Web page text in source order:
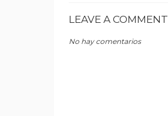
LEAVE A COMMENT
No hay comentarios